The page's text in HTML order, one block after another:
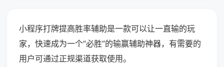
小程序打牌提高胜率辅助是一款可以让一直输的玩
家，快速成为一个“必胜”的输赢辅助神器，有需要的
用户可通过正规渠道获取使用。